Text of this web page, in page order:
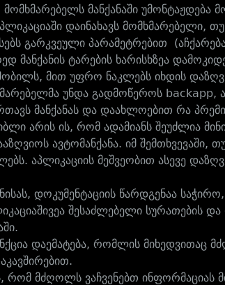
მანქანაში
დაინახავს მომხმარებელი,
გარკვეული პარამეტრებით
მანქანის ტარების ხარისხზეა
მით უფრო ნაკლებს იხდის
უნდა გადმოწეროს backapp,
მანქანას და დაახლოებით რა
არის ის, რომ ადამიანს შეუძლია
ავტომანქანა. იმ
აპლიკაციის მეშვეობით ასევე
დოკუმენტაციის წარდგენაა
შესაძლებელი სურათების და
დაემატება, რომლის მიხედვითაც
რომ მძღოლს ვაჩვენებთ ინფორმაციას